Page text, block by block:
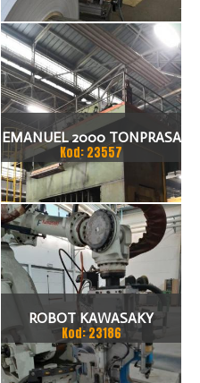
EMANUEL 2000 TONPRASA
HYDRAULICZNA 3200 X
2000
Kod: 23557
ROBOT KAWASAKY
Kod: 23186